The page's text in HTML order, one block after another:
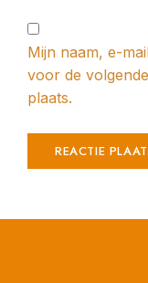
Mijn naam, e-
voor de
plaats.